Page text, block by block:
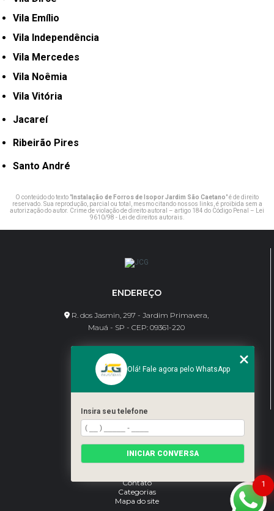
Vila Emílio
Vila Independência
Vila Mercedes
Vila Noêmia
Vila Vitória
Jacareí
Ribeirão Pires
Santo André
O conteúdo do texto " Instalação de Forros de Isopor Jardim São Caetano" é de direito
reservado. Sua reprodução, parcial ou total, mesmo citando nossos links, é proibida sem a
autorização do autor. Crime de violação de direito autoral – artigo 184 do Código Penal – Lei
9610/98 - Lei de direitos autorais.
ENDEREÇO
R. dos Jasmin, 297 - Jardim Primavera,
Mauá - SP - CEP: 09361-220
CONTATO
(11) 95462-8630
bene@jcgdivisorias.com
Home
Sobre Nós
Serviços
Contato
Categorias
Mapa do site
1
Olá! Fale agora pelo WhatsApp
Insira seu telefone
INICIAR CONVERSA